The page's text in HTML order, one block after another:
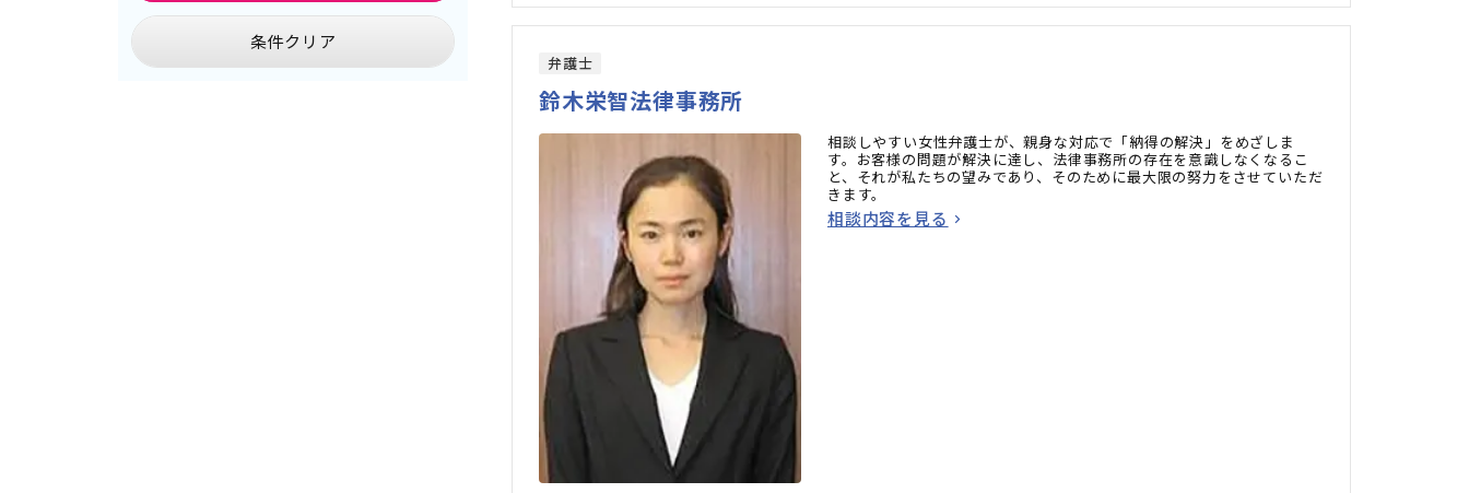
条件クリア
弁護士
鈴木栄智法律事務所
相談しやすい女性弁護士が、親身な対応で「納得の解決」をめざしま
す。お客様の問題が解決に達し、法律事務所の存在を意識しなくなるこ
と、それが私たちの望みであり、そのために最大限の努力をさせていただ
きます。
相談内容を見る